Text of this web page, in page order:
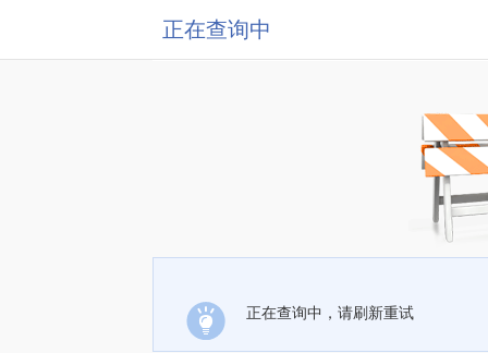
正在查询中
正在查询中，请刷新重试